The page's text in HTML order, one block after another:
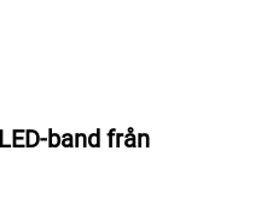
band från